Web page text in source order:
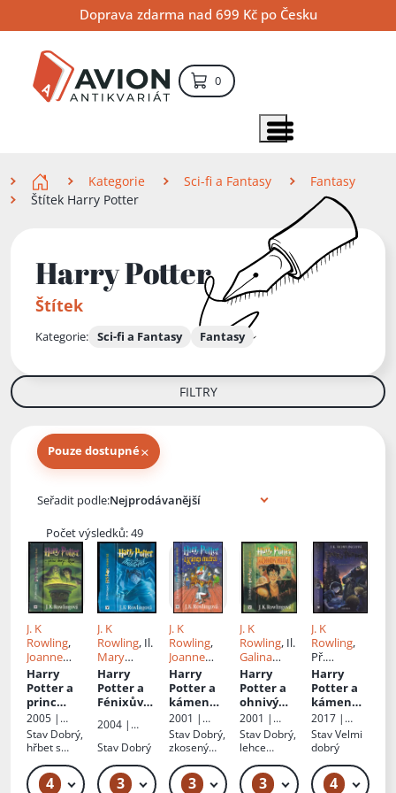
na
obsah
na
navigaci
na
vyhledávání
Doprava zdarma nad 699 Kč po Česku
0položek – košík
Zobrazit položky menu
Kategorie Sci-fi a Fantasy
Fantasy
Štítek Harry Potter
Harry Potter
Štítek
Kategorie: Sci-fi a Fantasy Fantasy
FILTRY
Pouze dostupné×
Seřadit podle:
Počet výsledků: 49
J. K
Rowling,
Joanne
Kathleen
Rowling,
Př.Pavel
Medek
Harry
Potter a
princ
dvojí krve
: 6
2005 |
Albatros
Stav Dobrý,
hřbet s
4 189 Kč – 219 Kč
J. K
Rowling, Il.
Mary
GrandPré
Př.Pavel
Medek
Harry
Potter a
Fénixův
díl]
2004 |
Stav Dobrý
3 249 Kč – 289 Kč
J. K
Rowling,
Joanne
Kathleen
Rowling, Il.
Galina
Miklínová
Galina
Miklíková,
Př.
Vladimír
Medek
Harry
Potter a
kámen
mudrců
1
2001 |
Albatros
Stav Dobrý,
zkosený
ořízka
3 319 Kč
J. K
Rowling, Il.
Galina
Miklínová
Př.
Vladimír
Medek
Pavel
Medek
Harry
Potter a
ohnivý
pohár
2001 |
Albatros
Stav Dobrý,
lehce
hřbet, zašlá
ořízka
3 269 Kč – 289 Kč
J. K
Rowling,
Př.
Vladimír
Medek
Harry
Potter a
kámen
mudrců
2017 |
Albatros
StavVelmi
dobrý
4